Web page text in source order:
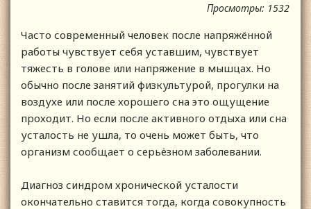
Просмотры: 1532
Часто современный человек после напряжённой
работы чувствует себя уставшим, чувствует
тяжесть в голове или напряжение в мышцах. Но
обычно после занятий физкультурой, прогулки на
воздухе или после хорошего сна это ощущение
проходит. Но если после активного отдыха или сна
усталость не ушла, то очень может быть, что
организм сообщает о серьёзном заболевании.
Диагноз синдром хронической усталости
окончательно ставится тогда, когда совокупность